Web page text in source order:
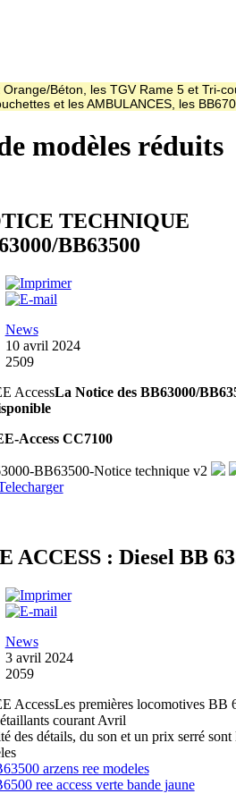
Béton, les TGV Rame 5 et Tri-
et les AMBULANCES, les
modèles réduits
TECHNIQUE
BB63500
News
10 avril 2024
2509
La Notice des BB63000/
BB63500-Notice technique v2
ACCESS : Diesel BB
News
3 avril 2024
2059
Les premières locomotives BB
courant Avril
des détails, du son et un prix serré sont